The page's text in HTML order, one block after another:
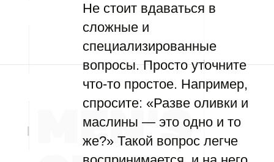
Не стоит вдаваться в
сложные и
специализированные
вопросы. Просто уточните
что-то простое. Например,
спросите: «Разве оливки и
маслины — это одно и то
же?» Такой вопрос легче